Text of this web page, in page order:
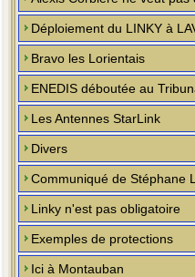
Déploiement du LINKY à
Bravo les Lorientais
ENEDIS déboutée au
Les Antennes StarLink
Divers
Communiqué de Stéphane
Linky n'est pas obligatoire
Exemples de protections
Ici à Montauban